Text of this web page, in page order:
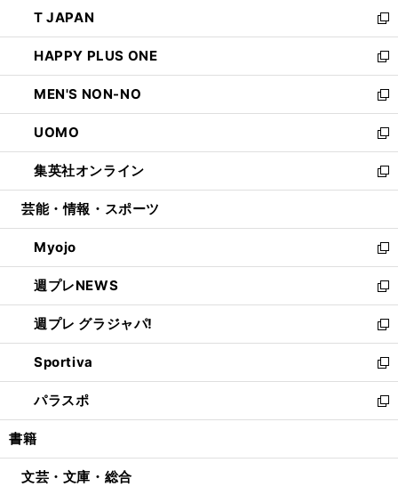
く
で
開
く
ド
ウ
で
開
く
ィ
ン
ド
ウ
で
開
く
い
ウ
ィ
ン
ド
ウ
で
開
く
T JAPAN
新
し
い
ウ
ィ
ン
ド
ウ
で
開
HAPPY PLUS ONE
新
し
い
ウ
ィ
ン
ド
ウ
開
く
MEN'S NON-NO
新
し
い
ウ
ィ
ン
ウ
で
開
く
UOMO
新
し
い
ウ
ン
ド
ウ
で
開
く
集英社オンライン
新
し
ウ
ィ
ン
ド
ウ
で
開
く
芸能・情報・スポーツ
Myojo
新
し
い
ウ
ィ
ン
ド
ウ
で
開
週プレNEWS
新
し
い
ウ
ィ
ン
ド
ウ
開
週プレ グラジャパ!
新
し
い
ウ
ィ
ン
ウ
Sportiva
新
し
い
ウ
ン
パラスポ
新
し
ウ
書籍
文芸・文庫・総合